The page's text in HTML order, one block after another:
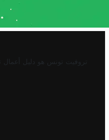
تروفيت تونس هو دليل أعمال